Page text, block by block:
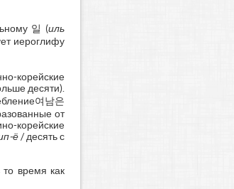
일 (иль
иероглифу
корейские
десяти).
여남은
от
корейские
ё/ десять с
время как